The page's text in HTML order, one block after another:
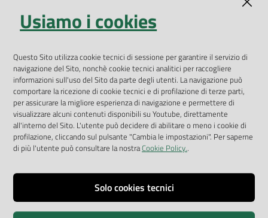
Open Data
App Arpav
Rapporti regionali annuali
Le Infografiche
Dispenser dati
Vai alla pagina
Privacy
Usiamo i cookies
Questo Sito utilizza cookie tecnici di sessione per garantire il servizio di
navigazione del Sito, nonchè cookie tecnici analitici per raccogliere
informazioni sull'uso del Sito da parte degli utenti. La navigazione può
comportare la ricezione di cookie tecnici e di profilazione di terze parti,
per assicurare la migliore esperienza di navigazione e permettere di
visualizzare alcuni contenuti disponibili su Youtube, direttamente
all'interno del Sito. L'utente può decidere di abilitare o meno i cookie di
profilazione, cliccando sul pulsante "Cambia le impostazioni". Per saperne
di più l'utente può consultare la nostraCookie Policy..
Solo cookies tecnici